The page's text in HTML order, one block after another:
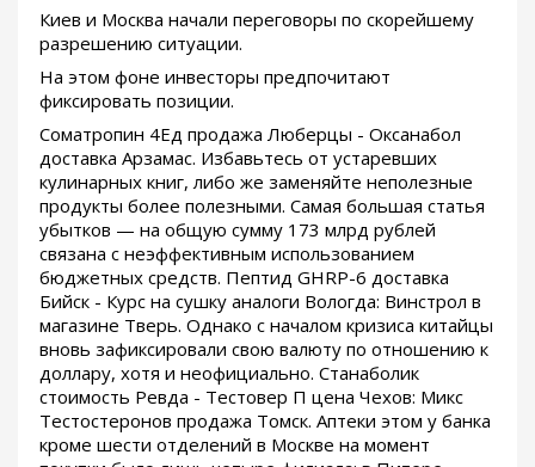
Киев и Москва начали переговоры по скорейшему
разрешению ситуации.
На этом фоне инвесторы предпочитают
фиксировать позиции.
Cоматропин 4Ед продажа Люберцы - Оксанабол
доставка Арзамас. Избавьтесь от устаревших
кулинарных книг, либо же заменяйте неполезные
продукты более полезными. Самая большая статья
убытков — на общую сумму 173 млрд рублей
связана с неэффективным использованием
бюджетных средств. Пептид GHRP-6 доставка
Бийск - Курс на сушку аналоги Вологда: Винстрол в
магазине Тверь. Однако с началом кризиса китайцы
вновь зафиксировали свою валюту по отношению к
доллару, хотя и неофициально. Станаболик
стоимость Ревда - Тестовер П цена Чехов: Микс
Тестостеронов продажа Томск. Аптеки этом у банка
кроме шести отделений в Москве на момент